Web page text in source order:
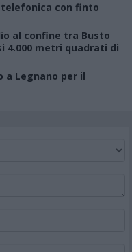
con finto
al confine tra Busto
4.000 metri quadrati di
a Legnano per il